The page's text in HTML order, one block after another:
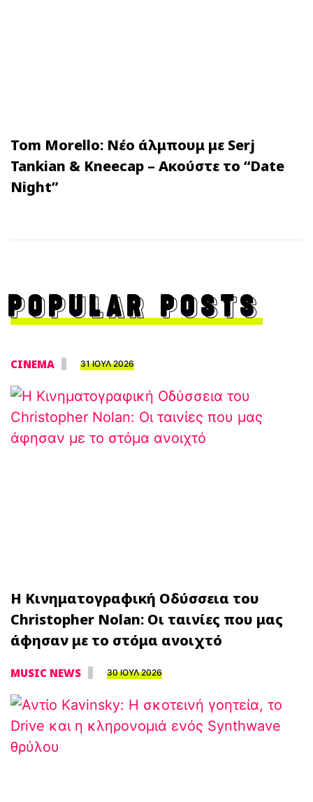
Tom Morello: Νέο άλμπουμ με Serj
Tankian & Kneecap – Ακούστε το “Date
Night”
POPULAR POSTS
CINEMA 31 ΙΟΥΛ 2026
Η Κινηματογραφική Οδύσσεια του
Christopher Nolan: Οι ταινίες που μας
άφησαν με το στόμα ανοιχτό
MUSIC NEWS 30 ΙΟΥΛ 2026